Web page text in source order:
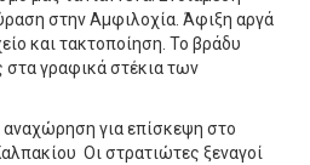
στην Αμφιλοχία. Άφιξη αργά
και τακτοποίηση. Το βράδυ
στα γραφικά στέκια των
για επίσκεψη στο
Οι στρατιώτες ξεναγοί